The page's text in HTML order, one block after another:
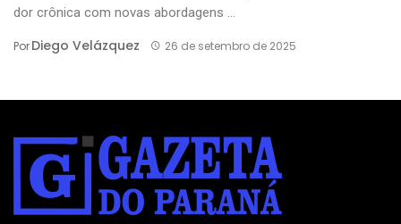
dor crônica com novas abordagens ...
PorDiego Velázquez 26 de setembro de 2025